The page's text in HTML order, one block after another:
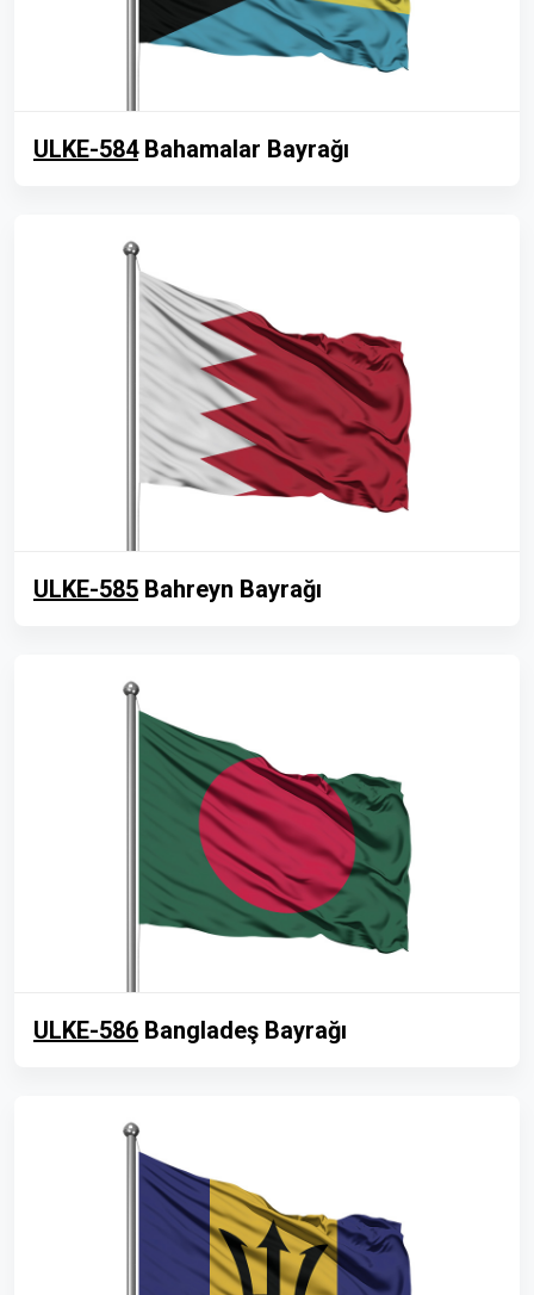
ULKE-584Bahamalar Bayrağı
ULKE-585 Bahreyn Bayrağı
ULKE-586 Bangladeş Bayrağı